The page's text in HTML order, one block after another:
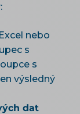
Excel nebo
s
s
výsledný
dat